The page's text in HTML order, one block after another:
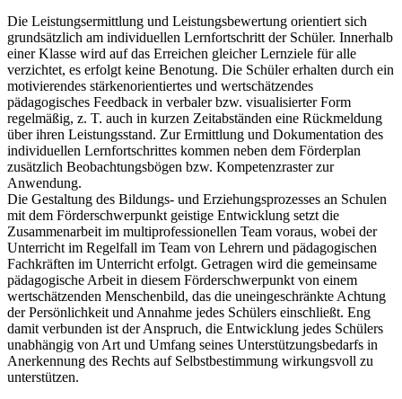
Die Leistungsermittlung und Leistungsbewertung orientiert sich
grundsätzlich am individuellen Lernfortschritt der Schüler. Innerhalb
einer Klasse wird auf das Erreichen gleicher Lernziele für alle
verzichtet, es erfolgt keine Benotung. Die Schüler erhalten durch ein
motivierendes stärkenorientiertes und wertschätzendes
pädagogisches Feedback in verbaler bzw. visualisierter Form
regelmäßig, z. T. auch in kurzen Zeitabständen eine Rückmeldung
über ihren Leistungsstand. Zur Ermittlung und Dokumentation des
individuellen Lernfortschrittes kommen neben dem Förderplan
zusätzlich Beobachtungsbögen bzw. Kompetenzraster zur
Anwendung.
Die Gestaltung des Bildungs- und Erziehungsprozesses an Schulen
mit dem Förderschwerpunkt geistige Entwicklung setzt die
Zusammenarbeit im multiprofessionellen Team voraus, wobei der
Unterricht im Regelfall im Team von Lehrern und pädagogischen
Fachkräften im Unterricht erfolgt. Getragen wird die gemeinsame
pädagogische Arbeit in diesem Förderschwerpunkt von einem
wertschätzenden Menschenbild, das die uneingeschränkte Achtung
der Persönlichkeit und Annahme jedes Schülers einschließt. Eng
damit verbunden ist der Anspruch, die Entwicklung jedes Schülers
unabhängig von Art und Umfang seines Unterstützungsbedarfs in
Anerkennung des Rechts auf Selbstbestimmung wirkungsvoll zu
unterstützen.